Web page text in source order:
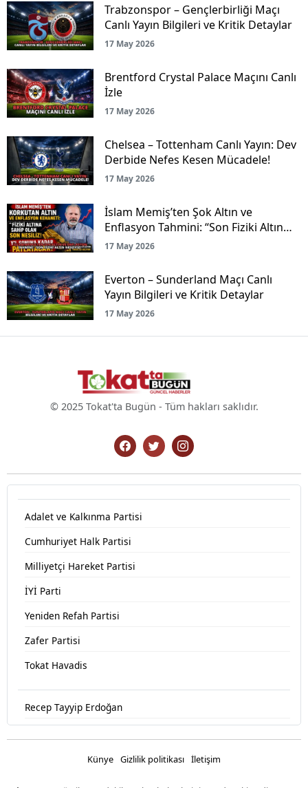
Trabzonspor – Gençlerbirliği Maçı
Canlı Yayın Bilgileri ve Kritik Detaylar
17 May 2026
Brentford Crystal Palace Maçını Canlı
İzle
17 May 2026
Chelsea – Tottenham Canlı Yayın: Dev
Derbide Nefes Kesen Mücadele!
17 May 2026
İslam Memiş’ten Şok Altın ve
Enflasyon Tahmini: “Son Fiziki Altın
Nesliyiz!”
17 May 2026
Everton – Sunderland Maçı Canlı
Yayın Bilgileri ve Kritik Detaylar
17 May 2026
© 2025 Tokat'ta Bugün - Tüm hakları saklıdır.
Adalet ve Kalkınma Partisi
Cumhuriyet Halk Partisi
Milliyetçi Hareket Partisi
İYİ Parti
Yeniden Refah Partisi
Zafer Partisi
Tokat Havadis
Recep Tayyip Erdoğan
Künye Gizlilik politikası İletişim